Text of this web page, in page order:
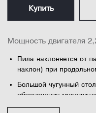
Купить
Мощность двигателя
Пила наклоняется от
наклон) при
Большой чугунный
обеспечения